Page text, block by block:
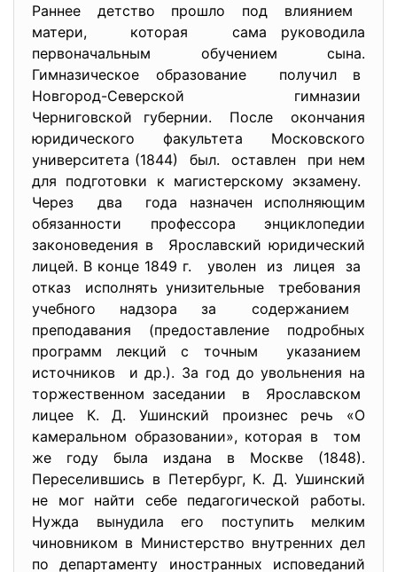
Раннее детство прошло под влиянием
матери, которая сама руководила
первоначальным обучением сына.
Гимназическое образование получил в
Новгород-Северской гимназии
Черниговской губернии. После окончания
юридического факультета Московского
университета (1844) был. оставлен при нем
для подготовки к магистерскому экзамену.
Через два года назначен исполняющим
обязанности профессора энциклопедии
законоведения в Ярославский юридический
лицей. В конце 1849 г. уволен из лицея за
отказ исполнять унизительные требования
учебного надзора за содержанием
преподавания (предоставление подробных
программ лекций с точным указанием
источников и др.). За год до увольнения на
торжественном заседании в Ярославском
лицее К. Д. Ушинский произнес речь «О
камеральном образовании», которая в том
же году была издана в Москве (1848).
Переселившись в Петербург, К. Д. Ушинский
не мог найти себе педагогической работы.
Нужда вынудила его поступить мелким
чиновником в Министерство внутренних дел
по департаменту иностранных исповеданий